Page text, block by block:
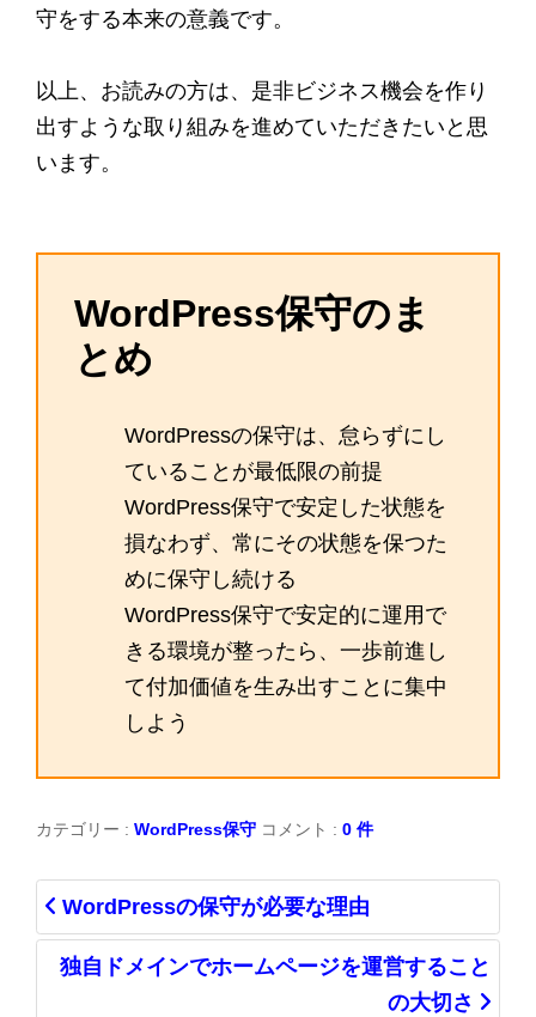
守をする本来の意義です。
以上、お読みの方は、是非ビジネス機会を作り
出すような取り組みを進めていただきたいと思
います。
WordPress保守のま
とめ
WordPressの保守は、怠らずにし
ていることが最低限の前提
WordPress保守で安定した状態を
損なわず、常にその状態を保つた
めに保守し続ける
WordPress保守で安定的に運用で
きる環境が整ったら、一歩前進し
て付加価値を生み出すことに集中
しよう
カテゴリー : WordPress保守 コメント : 0 件
WordPressの保守が必要な理由
独自ドメインでホームページを運営すること
の大切さ